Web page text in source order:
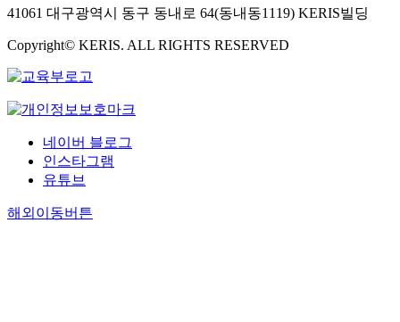
41061 대구광역시 동구 동내로 64(동내동1119) KERIS빌딩
Copyright© KERIS. ALL RIGHTS RESERVED
네이버 블로그
인스타그램
유튜브
해외이동버튼